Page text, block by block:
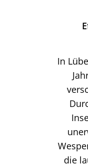
In
die